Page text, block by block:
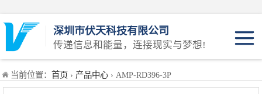
深圳市伏天科技有限公司
传递信息和能量，连接现实与梦想!
当前位置： 首页 › 产品中心 › AMP-RD396-3P
JST系列